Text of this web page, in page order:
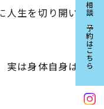
相談ご予約はこちら
人生を切り開いた
実は身体自身は知